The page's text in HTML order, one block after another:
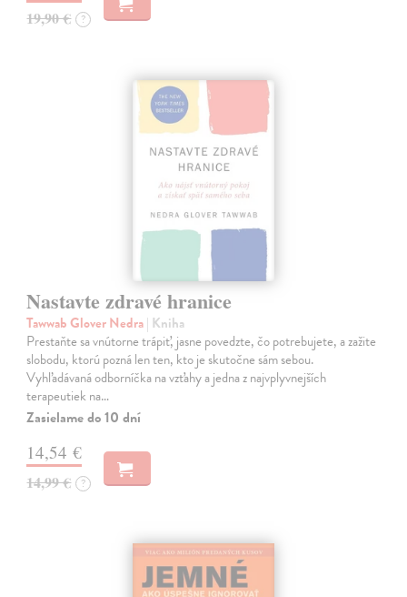
19,90 € ?
Nastavte zdravé hranice
Tawwab Glover Nedra| Kniha
Prestaňte sa vnútorne trápiť, jasne povedzte, čo potrebujete, a zažite
slobodu, ktorú pozná len ten, kto je skutočne sám sebou.
Vyhľadávaná odborníčka na vzťahy a jedna z najvplyvnejších
terapeutiek na…
Zasielame do 10 dní
14,54 €
14,99 € ?